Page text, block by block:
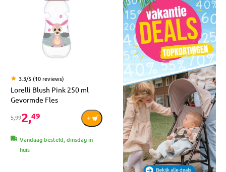
3.3/5 (10 reviews)
Lorelli Blush Pink 250 ml
Gevormde Fles
5,992,49
Vandaag besteld, dinsdag in
huis